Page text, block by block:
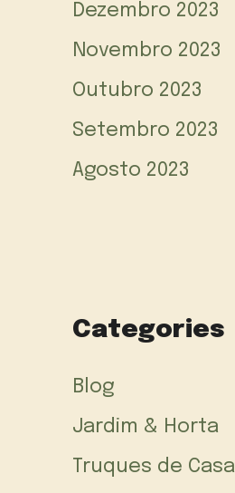
Dezembro 2023
Novembro 2023
Outubro 2023
Setembro 2023
Agosto 2023
Categories
Blog
Jardim & Horta
Truques de Casa